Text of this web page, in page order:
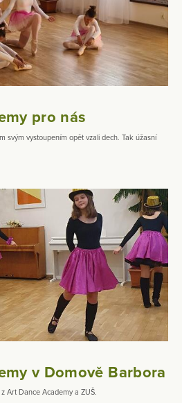
pro nás
svým vystoupením opět vzali dech. Tak úžasní
v Domově Barbora
Art Dance Academy a ZUŠ.